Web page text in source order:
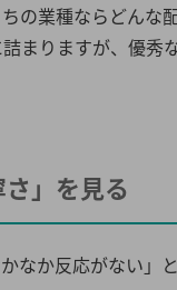
業種ならどんな
まりますが、優秀
」を見る
なか反応がない」